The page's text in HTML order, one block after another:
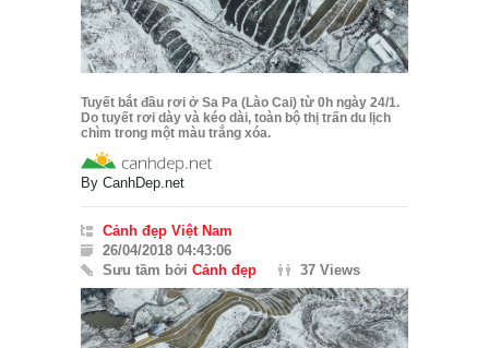
Tuyết bắt đầu rơi ở Sa Pa (Lào Cai) từ 0h ngày 24/1.
Do tuyết rơi dày và kéo dài, toàn bộ thị trấn du lịch
chìm trong một màu trắng xóa.
By CanhDep.net
Cảnh đẹp Việt Nam
26/04/2018 04:43:06
Sưu tầm bởi Cảnh đẹp 37 Views